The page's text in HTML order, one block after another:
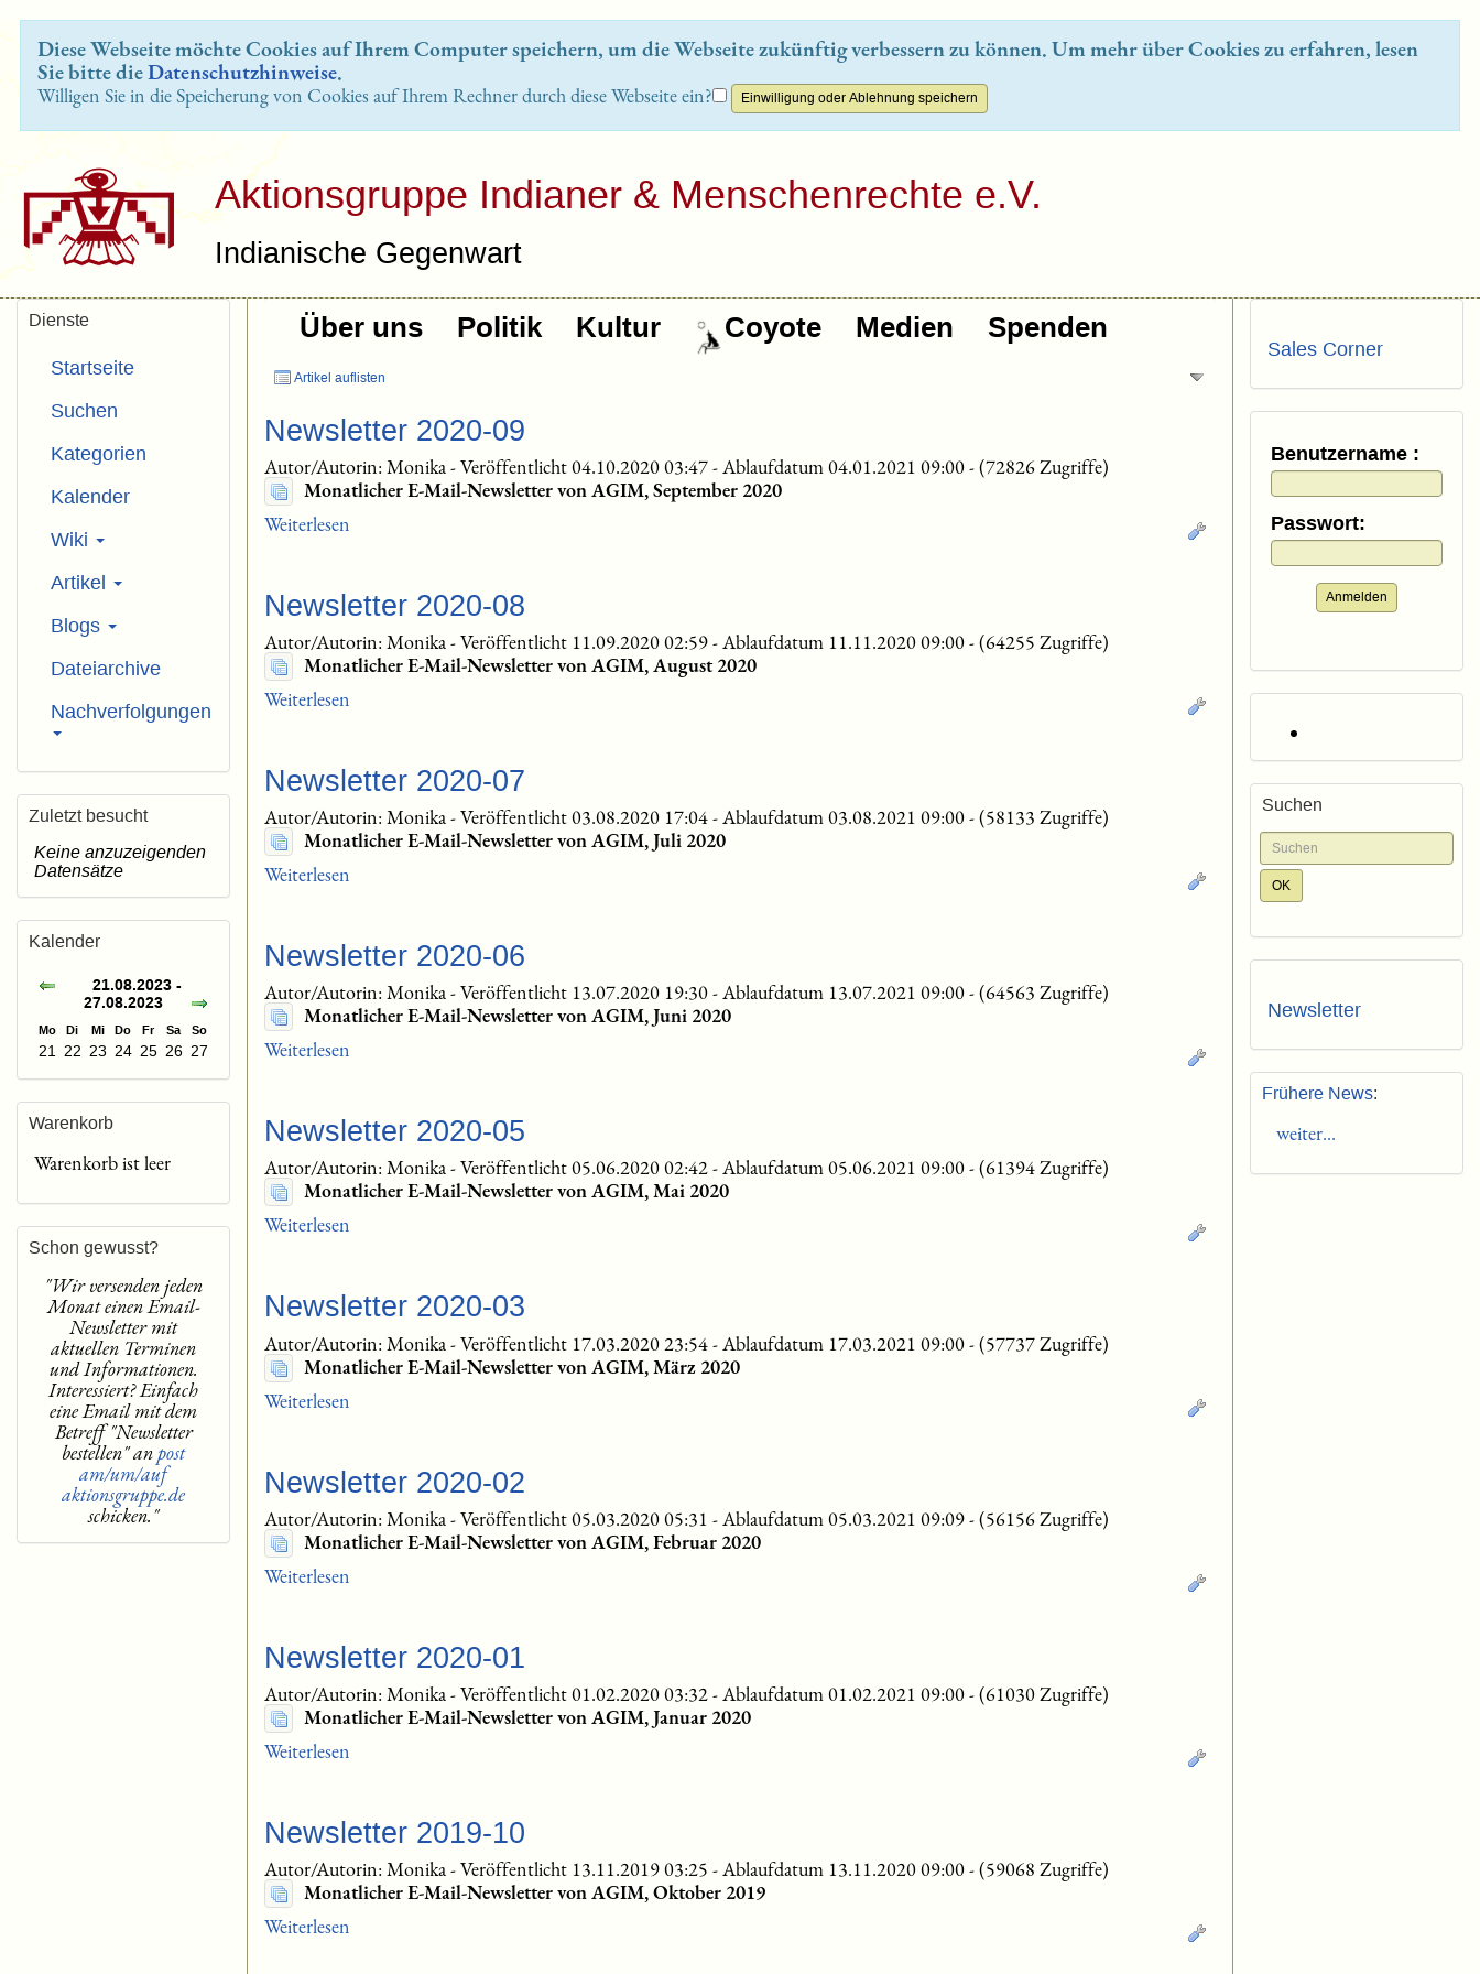
Diese Webseite möchte Cookies auf Ihrem Computer speichern, um die Webseite zukünftig verbessern zu können. Um mehr über Cookies zu erfahren, lesen
Sie bitte dieDatenschutzhinweise.
Willigen Sie in die Speicherung von Cookies auf Ihrem Rechner durch diese Webseite ein?
Aktionsgruppe Indianer & Menschenrechte e.V.
Indianische Gegenwart
Über uns Politik Kultur Coyote Medien Spenden
Artikel auflisten
Newsletter 2020-09
Autor/Autorin: Monika-Veröffentlicht 04.10.2020 03:47-Ablaufdatum 04.01.2021 09:00-(72826 Zugriffe)
Monatlicher E-Mail-Newsletter von AGIM, September 2020
Weiterlesen
Newsletter 2020-08
Autor/Autorin: Monika-Veröffentlicht 11.09.2020 02:59-Ablaufdatum 11.11.2020 09:00-(64255 Zugriffe)
Monatlicher E-Mail-Newsletter von AGIM, August 2020
Weiterlesen
Newsletter 2020-07
Autor/Autorin: Monika-Veröffentlicht 03.08.2020 17:04-Ablaufdatum 03.08.2021 09:00-(58133 Zugriffe)
Monatlicher E-Mail-Newsletter von AGIM, Juli 2020
Weiterlesen
Newsletter 2020-06
Autor/Autorin: Monika-Veröffentlicht 13.07.2020 19:30-Ablaufdatum 13.07.2021 09:00-(64563 Zugriffe)
Monatlicher E-Mail-Newsletter von AGIM, Juni 2020
Weiterlesen
Newsletter 2020-05
Autor/Autorin: Monika-Veröffentlicht 05.06.2020 02:42-Ablaufdatum 05.06.2021 09:00-(61394 Zugriffe)
Monatlicher E-Mail-Newsletter von AGIM, Mai 2020
Weiterlesen
Newsletter 2020-03
Autor/Autorin: Monika -Veröffentlicht 17.03.2020 23:54- Ablaufdatum 17.03.2021 09:00-(57737 Zugriffe)
Monatlicher E-Mail-Newsletter von AGIM, März 2020
Weiterlesen
Newsletter 2020-02
Autor/Autorin: Monika-Veröffentlicht 05.03.2020 05:31 -Ablaufdatum 05.03.2021 09:09-(56156 Zugriffe)
Monatlicher E-Mail-Newsletter von AGIM, Februar 2020
Weiterlesen
Newsletter 2020-01
Autor/Autorin: Monika-Veröffentlicht 01.02.2020 03:32-Ablaufdatum 01.02.2021 09:00-(61030 Zugriffe)
Monatlicher E-Mail-Newsletter von AGIM, Januar 2020
Weiterlesen
Newsletter 2019-10
Autor/Autorin: Monika-Veröffentlicht 13.11.2019 03:25 -Ablaufdatum 13.11.2020 09:00-(59068 Zugriffe)
Monatlicher E-Mail-Newsletter von AGIM, Oktober 2019
Weiterlesen
Dienste
Startseite
Suchen
Kategorien
Kalender
Wiki
Artikel
Blogs
Dateiarchive
Nachverfolgungen
Zuletzt besucht
Keine anzuzeigenden
Datensätze
Kalender
21.08.2023 -
27.08.2023
Mo Di Mi Do Fr Sa So
21 22 23 24 25 26 27
Warenkorb
Warenkorb ist leer
Schon gewusst?
"Wir versenden jeden
Monat einen Email-
Newsletter mit
aktuellen Terminen
und Informationen.
Interessiert? Einfach
eine Email mit dem
Betreff "Newsletter
bestellen" anpost
am/um/auf
aktionsgruppe.de
schicken."
Sales Corner
Benutzername :
Passwort:
Anmelden
Suchen
Newsletter
Frühere News:
weiter...